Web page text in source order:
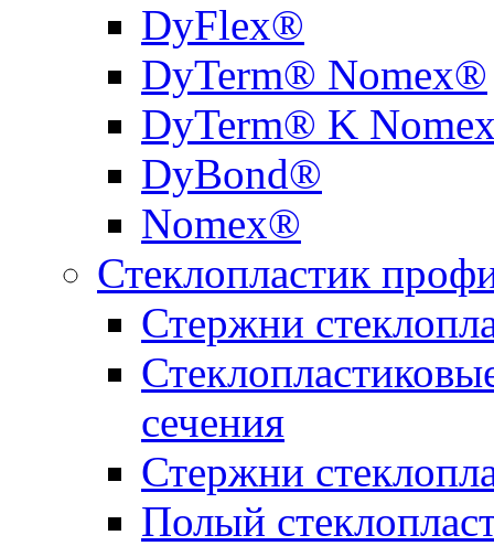
DyFlex®
DyTerm® Nomex®
DyTerm® K
DyBond®
Nomex®
Стеклопластик
Стержни
сечения
Стержни
Полый